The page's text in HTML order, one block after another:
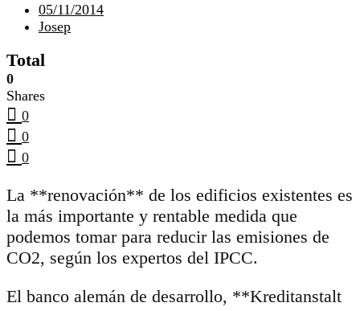
05/11/2014
Josep
Total
0
Shares
0
0
0
La **renovación** de los edificios existentes es
la más importante y rentable medida que
podemos tomar para reducir las emisiones de
CO2, según los expertos del IPCC.
El banco alemán de desarrollo, **Kreditanstalt